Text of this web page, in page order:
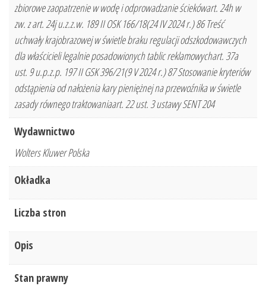
zbiorowe zaopatrzenie w wodę i odprowadzanie ściekówart. 24h w
zw. z art. 24j u.z.z.w. 189 II OSK 166/18(24 IV 2024 r.) 86 Treść
uchwały krajobrazowej w świetle braku regulacji odszkodowawczych
dla właścicieli legalnie posadowionych tablic reklamowychart. 37a
ust. 9 u.p.z.p. 197 II GSK 396/21(9 V 2024 r.) 87 Stosowanie kryteriów
odstąpienia od nałożenia kary pieniężnej na przewoźnika w świetle
zasady równego traktowaniaart. 22 ust. 3 ustawy SENT 204
Wydawnictwo
Wolters Kluwer Polska
Okładka
Liczba stron
Opis
Stan prawny